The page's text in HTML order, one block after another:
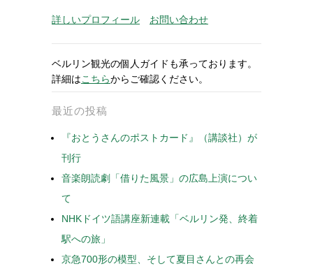
詳しいプロフィール お問い合わせ
ベルリン観光の個人ガイドも承っております。
詳細はこちらからご確認ください。
最近の投稿
『おとうさんのポストカード』（講談社）が
刊行
音楽朗読劇「借りた風景」の広島上演につい
て
NHKドイツ語講座新連載「ベルリン発、終着
駅への旅」
京急700形の模型、そして夏目さんとの再会